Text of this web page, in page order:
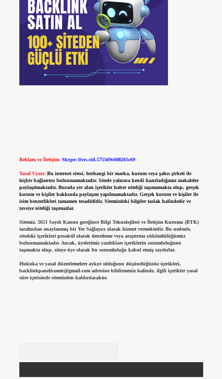
Reklam ve İletişim: Skype: live:.cid.575569c608265c69
Yasal Uyarı: Bu internet sitesi, herhangi bir marka, kurum veya şahıs şirketi ile
hiçbir bağlantısı bulunmamaktadır. Sitede yalnızca kendi hazırladığımız makaleler
paylaşılmaktadır. Burada yer alan içerikler haber niteliği taşımamakta olup, gerçek
kurum ve kişiler hakkında paylaşım yapılmamaktadır. Gerçek kurum ve kişiler ile
isim benzerlikleri tamamen tesadüfidir. Sitemizdeki bilgiler taslak halindedir ve
tavsiye niteliği taşımazlar.
Sitemiz, 5651 Sayılı Kanun gereğince Bilgi Teknolojileri ve İletişim Kurumu (BTK)
tarafından onaylanmış bir Yer Sağlayıcı olarak hizmet vermektedir. Bu nedenle,
sitedeki içerikleri proaktif olarak denetleme veya araştırma yükümlülüğümüz
bulunmamaktadır. Ancak, üyelerimiz yazdıkları içeriklerin sorumluluğunu
taşımakta olup, siteye üye olarak bu sorumluluğu kabul etmiş sayılırlar.
Hukuka ve yasal düzenlemelere aykırı olduğunu düşündüğünüz içerikleri,
backlinkpanelicomtr@gmail.comadresine bildirmeniz halinde, ilgili içerikler yasal
süre içerisinde sitemizden kaldırılacaktır.